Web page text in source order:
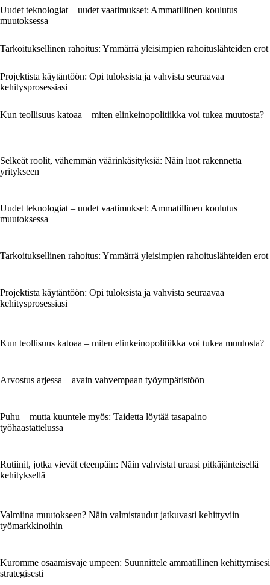
Uudet teknologiat – uudet vaatimukset: Ammatillinen koulutus
muutoksessa
Tarkoituksellinen rahoitus: Ymmärrä yleisimpien rahoituslähteiden erot
Projektista käytäntöön: Opi tuloksista ja vahvista seuraavaa
kehitysprosessiasi
Kun teollisuus katoaa – miten elinkeinopolitiikka voi tukea muutosta?
Selkeät roolit, vähemmän väärinkäsityksiä: Näin luot rakennetta
yritykseen
Uudet teknologiat – uudet vaatimukset: Ammatillinen koulutus
muutoksessa
Tarkoituksellinen rahoitus: Ymmärrä yleisimpien rahoituslähteiden erot
Projektista käytäntöön: Opi tuloksista ja vahvista seuraavaa
kehitysprosessiasi
Kun teollisuus katoaa – miten elinkeinopolitiikka voi tukea muutosta?
Arvostus arjessa – avain vahvempaan työympäristöön
Puhu – mutta kuuntele myös: Taidetta löytää tasapaino
työhaastattelussa
Rutiinit, jotka vievät eteenpäin: Näin vahvistat uraasi pitkäjänteisellä
kehityksellä
Valmiina muutokseen? Näin valmistaudut jatkuvasti kehittyviin
työmarkkinoihin
Kuromme osaamisvaje umpeen: Suunnittele ammatillinen kehittymisesi
strategisesti